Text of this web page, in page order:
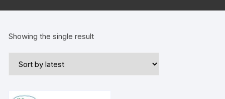
Showing the single result